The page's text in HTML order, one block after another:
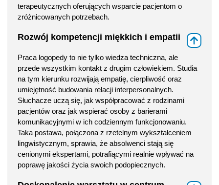
terapeutycznych oferujących wsparcie pacjentom o
zróżnicowanych potrzebach.
Rozwój kompetencji miękkich i empatii
Praca logopedy to nie tylko wiedza techniczna, ale
przede wszystkim kontakt z drugim człowiekiem. Studia
na tym kierunku rozwijają empatię, cierpliwość oraz
umiejętność budowania relacji interpersonalnych.
Słuchacze uczą się, jak współpracować z rodzinami
pacjentów oraz jak wspierać osoby z barierami
komunikacyjnymi w ich codziennym funkcjonowaniu.
Taka postawa, połączona z rzetelnym wykształceniem
lingwistycznym, sprawia, że absolwenci stają się
cenionymi ekspertami, potrafiącymi realnie wpływać na
poprawę jakości życia swoich podopiecznych.